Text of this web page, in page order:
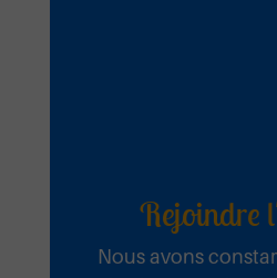
Rejoindre
Nous avons